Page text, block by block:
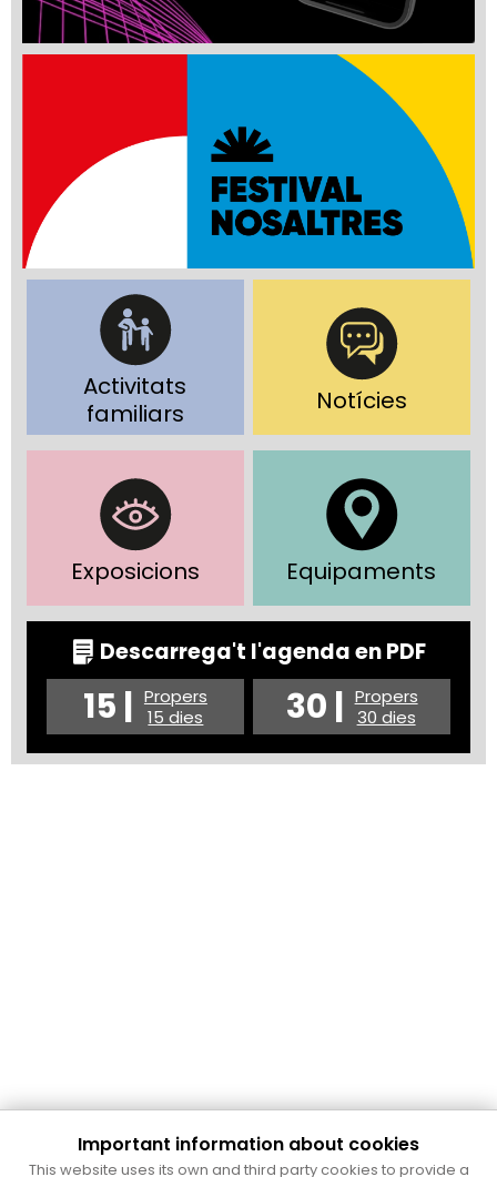
Activitats
familiars
Notícies
Exposicions Equipaments
Descarrega't l'agenda en PDF
15 | Propers
15 dies
30 | Propers
30 dies
Cultura Mataró
Important information about cookies
This website uses its own and third party cookies to provide a